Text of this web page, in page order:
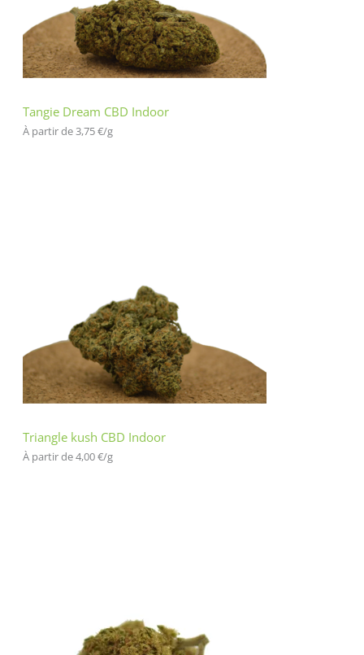
Tangie Dream CBD Indoor
À partir de 3,75€/g
Triangle kush CBD Indoor
À partir de 4,00€/g